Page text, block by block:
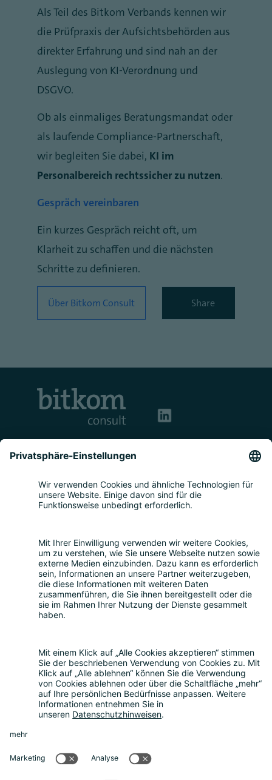
Als Teil des Bitkom Verbands kennen wir
die Prüfpraxis der Aufsichtsbehörden aus
direkter Erfahrung und sind nah an der
Auslegung von KI-Verordnung und
DSGVO.
Ob als einmaliges Beratungsmandat oder
als laufende Compliance-Partnerschaft,
wir begleiten Sie dabei, KI im
Personalbereich rechtssicher zu nutzen.
Gespräch vereinbaren
Ein kurzes Gespräch reicht oft, um
Klarheit zu schaffen und die nächsten
Schritte zu definieren.
Über Bitkom Consult Share
Leistungen
Datenschutzbeauftragter|
Hinweisgeberschutzgesetz| Compliance
Consulting|Muster-AGB|Mediationsdienste
Seminare & Schulungen
Über uns|Die Bitkom Gruppe| Termin
vereinbaren
News
Aktuelle Meldungen|FAQ
Impressum Datenschutz|Cookie-